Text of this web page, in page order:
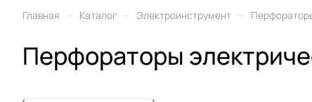
Главная – Каталог – Электроинструмент –
Перфораторы